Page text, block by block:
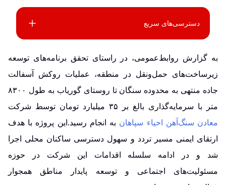
دسترسی‌های سریع
به گزارش روابط‌عمومی، در راستای تحقق برنامه‌های توسعه
زیرساخت‌های حمل‌ونقل در منطقه، عملیات روکش آسفالت
جاده منتهی به محدوده سنگان تا روستای گوریاب به طول ۸۳۰۰
متر با سرمایه‌گذاری بالغ بر ۳۵ میلیارد تومان توسط شرکت
معادن سنگ‌آهن احیاء سپاهان به انجام رسید.این پروژه با هدف
ارتقای ایمنی مسیر تردد و سهول دسترسی ساکنان محلی اجرا
شد و در ادامه سلسله اقدامات این شرکت در حوزه
مسئولیت‌های اجتماعی و توسعه پایدار مناطق همجوار